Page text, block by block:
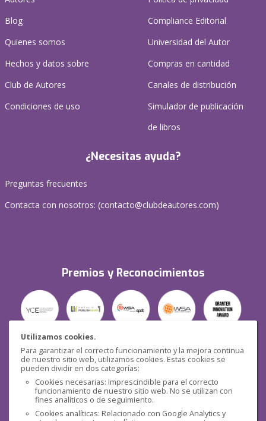
Utilizamos cookies.
Para garantizar el correcto funcionamiento y la mejora continua
de nuestro sitio web, utilizamos cookies. Estas cookies se
pueden dividir en dos categorías:
Cookies necesarias: Imprescindible para el correcto
funcionamiento de nuestro sitio web. No se utilizan con
fines analíticos o de seguimiento.
Cookies analíticas: Relacionado con Google Analytics y
Blog
Quienes somos
Hechos y datos sobre
Club de Autores
Condiciones de uso
Compliance Editorial
Universidad del Autor
Compras en cantidad
Canales de distribución
Simulador de publicación
de libros
¿Necesitas ayuda?
Preguntas frecuentes
Contacta con nosotros: (contacto@clubdeautores.com)
Premios y Reconocimientos
Seguridad